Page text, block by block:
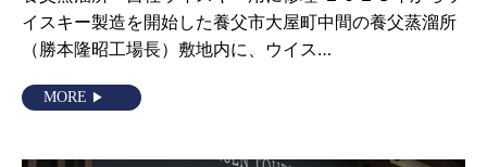
イスキー製造を開始した養父市大屋町中間の養父蒸溜所
（勝本隆昭工場長）敷地内に、ウイス…
MORE